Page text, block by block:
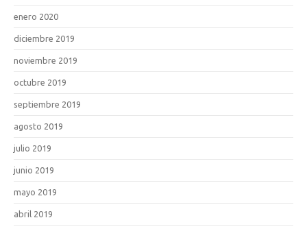
enero 2020
diciembre 2019
noviembre 2019
octubre 2019
septiembre 2019
agosto 2019
julio 2019
junio 2019
mayo 2019
abril 2019